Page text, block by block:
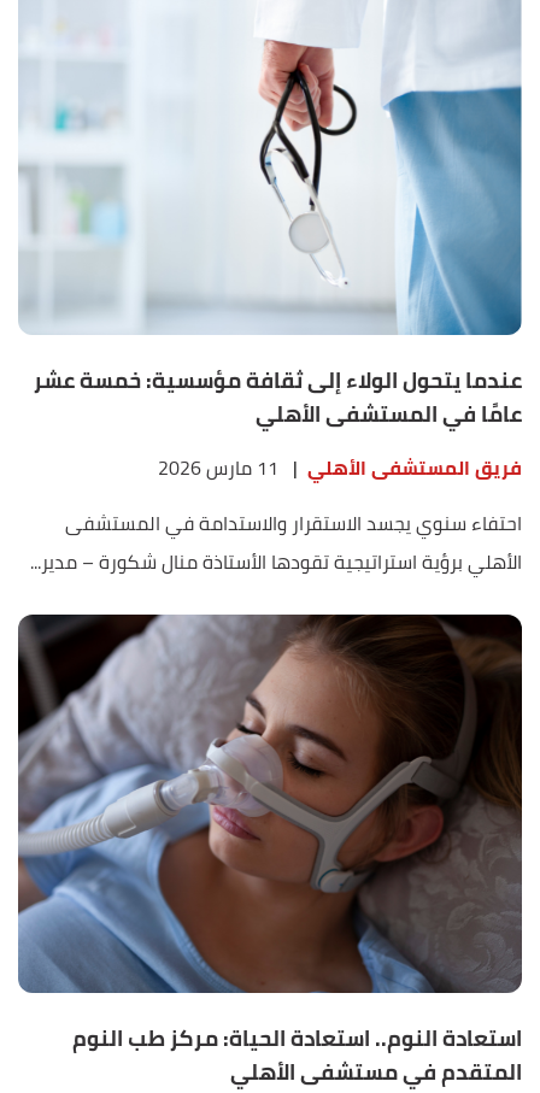
عندما يتحول الولاء إلى ثقافة مؤسسية: خمسة عشر
عامًا في المستشفى الأهلي
فريق المستشفى الأهلي | 11 مارس 2026
احتفاء سنوي يجسد الاستقرار والاستدامة في المستشفى
الأهلي برؤية استراتيجية تقودها الأستاذة منال شكورة – مدير...
استعادة النوم.. استعادة الحياة: مركز طب النوم
المتقدم في مستشفى الأهلي